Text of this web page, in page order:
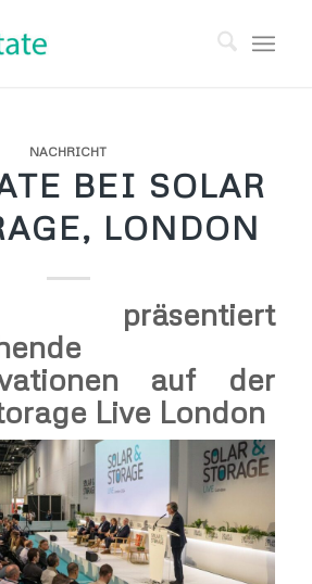
NACHRICHT
BEI ​​SOLAR
LONDON
präsentiert
auf der
Live London